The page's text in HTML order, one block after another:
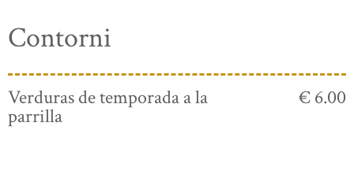
Contorni
Verduras de temporada a la
parrilla
€ 6.00